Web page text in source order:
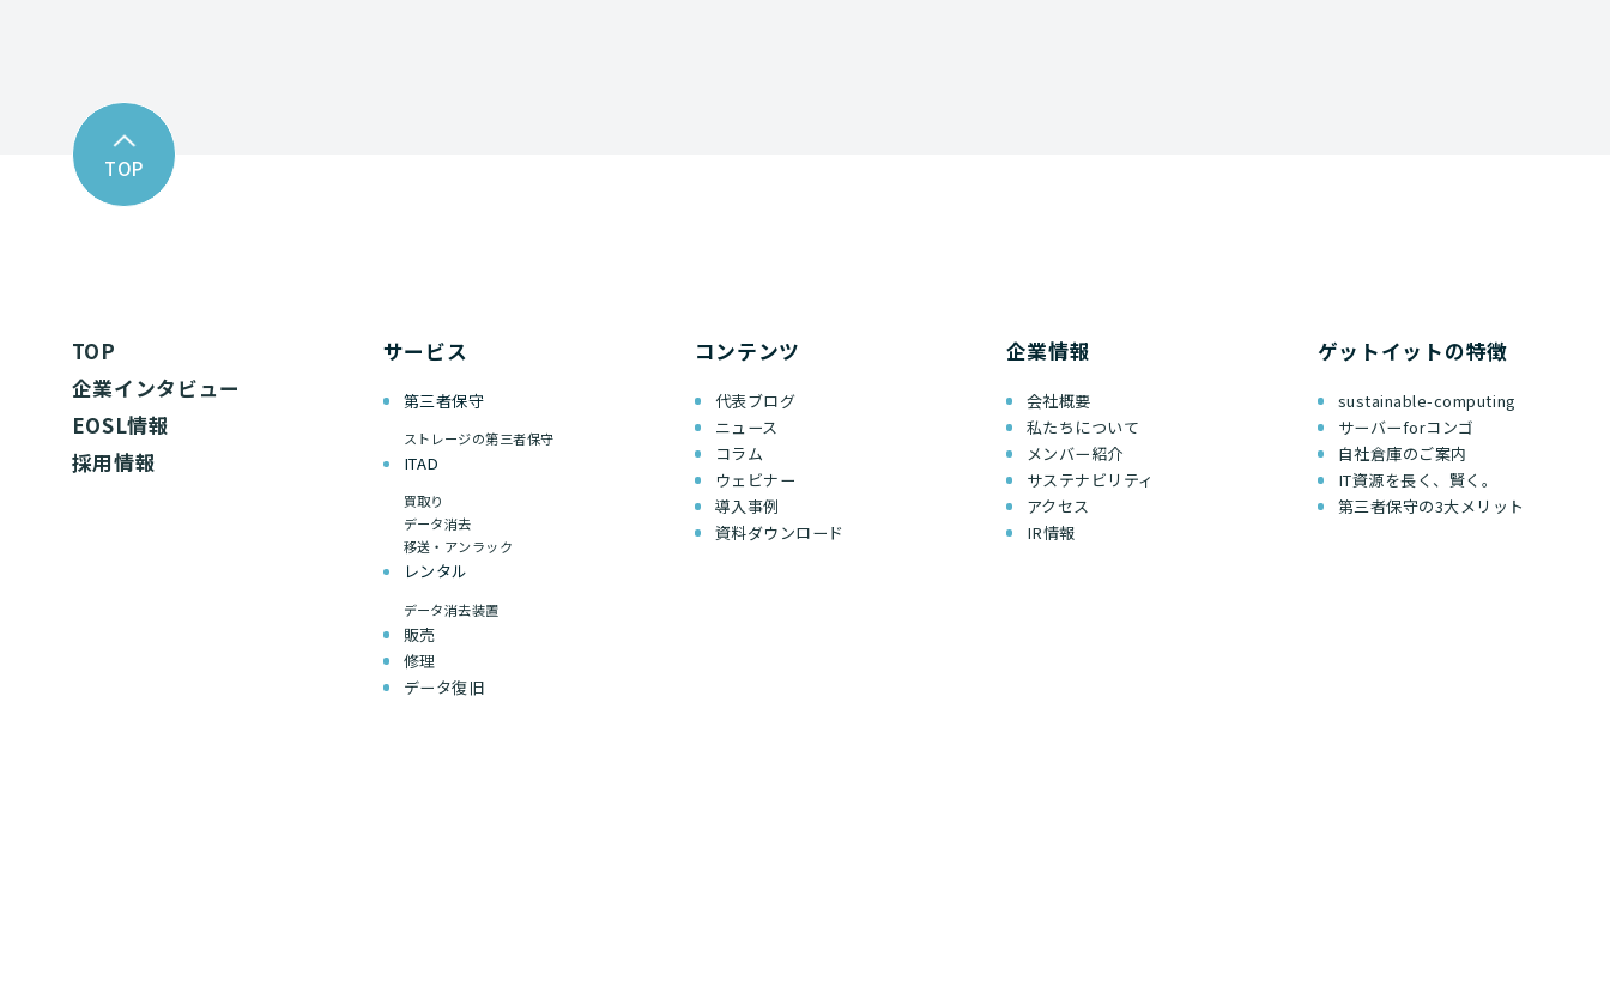
TOP
TOP
企業インタビュー
EOSL情報
採用情報
サービス
第三者保守
ストレージの第三者保守
ITAD
買取り
データ消去
移送・アンラック
レンタル
データ消去装置
販売
修理
データ復旧
コンテンツ
代表ブログ
ニュース
コラム
ウェビナー
導入事例
資料ダウンロード
企業情報
会社概要
私たちについて
メンバー紹介
サステナビリティ
アクセス
IR情報
ゲットイットの特徴
sustainable-computing
サーバーforコンゴ
自社倉庫のご案内
IT資源を長く、賢く。
第三者保守の3大メリット